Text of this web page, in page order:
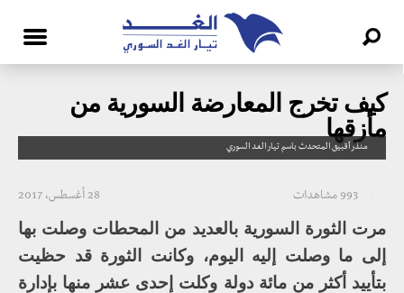
كيف تخرج المعارضة السورية من
مأزقها
منذر آقبيق المتحدث باسم تيار الغد السوري
28 أغسطس، 2017 993 مشاهدات
مرت الثورة السورية بالعديد من المحطات وصلت بها
إلى ما وصلت إليه اليوم، وكانت الثورة قد حظيت
بتأييد أكثر من مائة دولة وكلت إحدى عشر منها بإدارة